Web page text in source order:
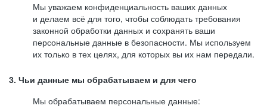
Мы уважаем конфиденциальность ваших данных
и делаем всё для того, чтобы соблюдать требования
законной обработки данных и сохранять ваши
персональные данные в безопасности. Мы используем
их только в тех целях, для которых вы их нам передали.
3. Чьи данные мы обрабатываем и для чего
Мы обрабатываем персональные данные: